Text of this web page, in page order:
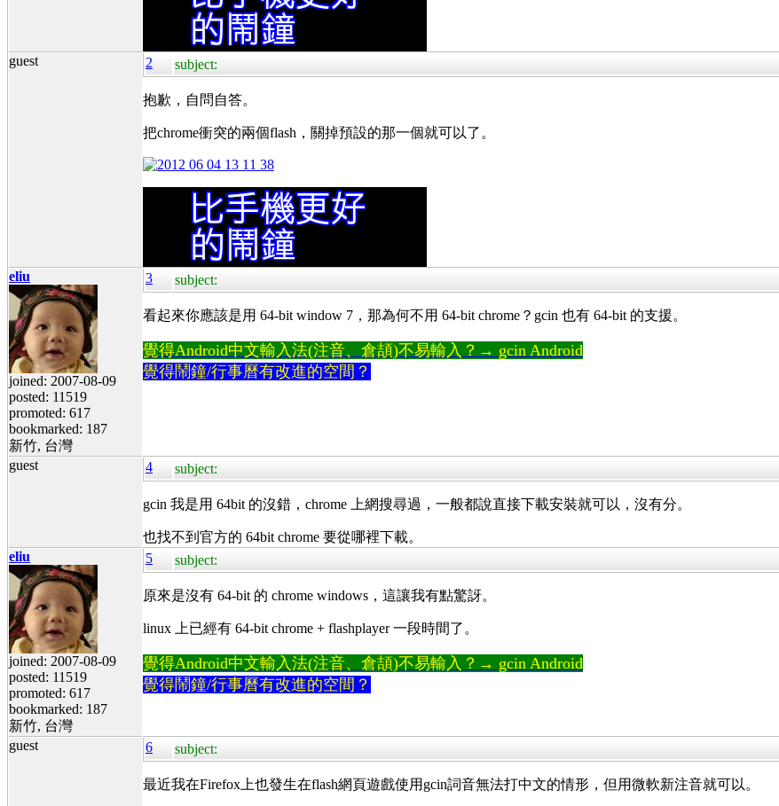
guest 2 subject:
抱歉，自問自答。
把chrome衝突的兩個flash，關掉預設的那一個就可以了。
eliu
joined: 2007-08-09
posted: 11519
promoted: 617
bookmarked: 187
新竹, 台灣
3 subject:
看起來你應該是用 64-bit window 7，那為何不用 64-bit chrome？gcin 也有 64-bit 的支援。
覺得Android中文輸入法(注音、倉頡)不易輸入？→ gcin Android
覺得鬧鐘/行事曆有改進的空間？
guest 4 subject:
gcin 我是用 64bit 的沒錯，chrome 上網搜尋過，一般都說直接下載安裝就可以，沒有分。
也找不到官方的 64bit chrome 要從哪裡下載。
eliu
joined: 2007-08-09
posted: 11519
promoted: 617
bookmarked: 187
新竹, 台灣
5 subject:
原來是沒有 64-bit 的 chrome windows，這讓我有點驚訝。
linux 上已經有 64-bit chrome + flashplayer 一段時間了。
覺得Android中文輸入法(注音、倉頡)不易輸入？→ gcin Android
覺得鬧鐘/行事曆有改進的空間？
guest 6 subject:
最近我在Firefox上也發生在flash網頁遊戲使用gcin詞音無法打中文的情形，但用微軟新注音就可以。